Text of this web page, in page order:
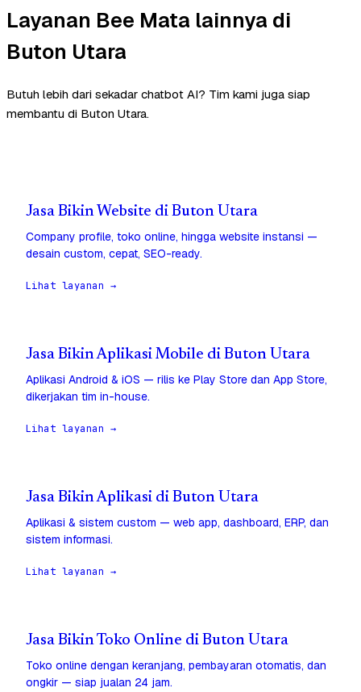
Layanan Bee Mata lainnya di
Buton Utara
Butuh lebih dari sekadar chatbot AI? Tim kami juga siap
membantu di Buton Utara.
Jasa Bikin Website di Buton Utara
Company profile, toko online, hingga website instansi —
desain custom, cepat, SEO-ready.
Lihat layanan →
Jasa Bikin Aplikasi Mobile di Buton Utara
Aplikasi Android & iOS — rilis ke Play Store dan App Store,
dikerjakan tim in-house.
Lihat layanan →
Jasa Bikin Aplikasi di Buton Utara
Aplikasi & sistem custom — web app, dashboard, ERP, dan
sistem informasi.
Lihat layanan →
Jasa Bikin Toko Online di Buton Utara
Toko online dengan keranjang, pembayaran otomatis, dan
ongkir — siap jualan 24 jam.